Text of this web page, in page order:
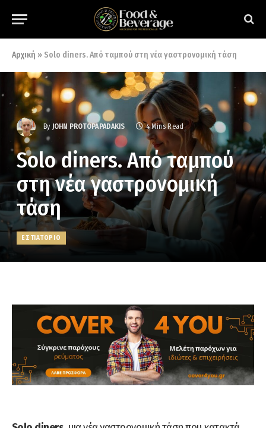
Αρχική » Solo diners. Από ταμπού στη νέα γαστρονομική τάση
By JOHN PROTOPAPADAKIS 4 Mins Read
Solo diners. Από ταμπού
στη νέα γαστρονομική
τάση
ΕΣΤΙΑΤΟΡΙΟ